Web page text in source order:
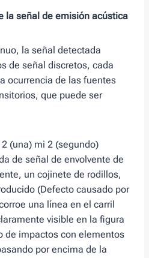
la señal de emisión acústica
la señal detectada
de señal discretos, cada
ocurrencia de las fuentes
que puede ser
(una) mi 2 (segundo)
de señal de envolvente de
un cojinete de rodillos,
(Defecto causado por
una línea en el carril
visible en la figura
de impactos con elementos
por encima de la